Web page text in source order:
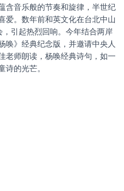
含音乐般的节奏和旋律，半世纪
爱。数年前和英文化在台北中山
，引起热烈回响。今年结合两岸
唤》经典纪念版，并邀请中央人
老师朗读，杨唤经典诗句，如一
诗的光芒。